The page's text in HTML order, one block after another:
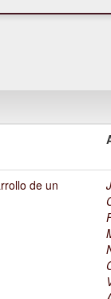
de un